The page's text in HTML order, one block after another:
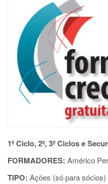
1º Ciclo, 2º, 3º Ciclos e
FORMADORES: Américo
TIPO: Ações (só para sócios)